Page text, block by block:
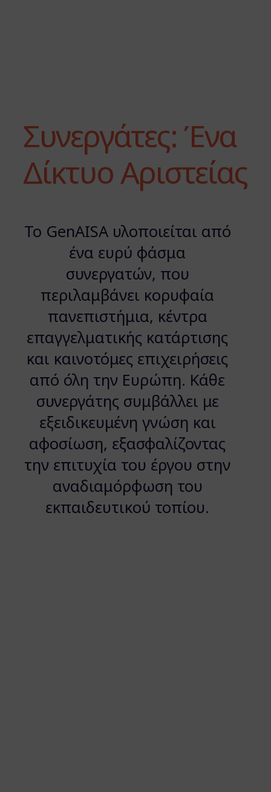
Συνεργάτες: Ένα
Δίκτυο Αριστείας
Το GenAISA υλοποιείται από
ένα ευρύ φάσμα
συνεργατών, που
περιλαμβάνει κορυφαία
πανεπιστήμια, κέντρα
επαγγελματικής κατάρτισης
και καινοτόμες επιχειρήσεις
από όλη την Ευρώπη. Κάθε
συνεργάτης συμβάλλει με
εξειδικευμένη γνώση και
αφοσίωση, εξασφαλίζοντας
την επιτυχία του έργου στην
αναδιαμόρφωση του
εκπαιδευτικού τοπίου.